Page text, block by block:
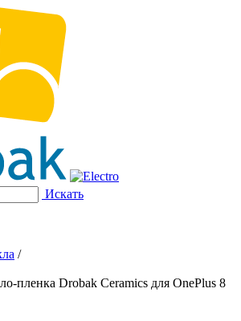
Искать
/
пленка Drobak Ceramics для OnePlus 8